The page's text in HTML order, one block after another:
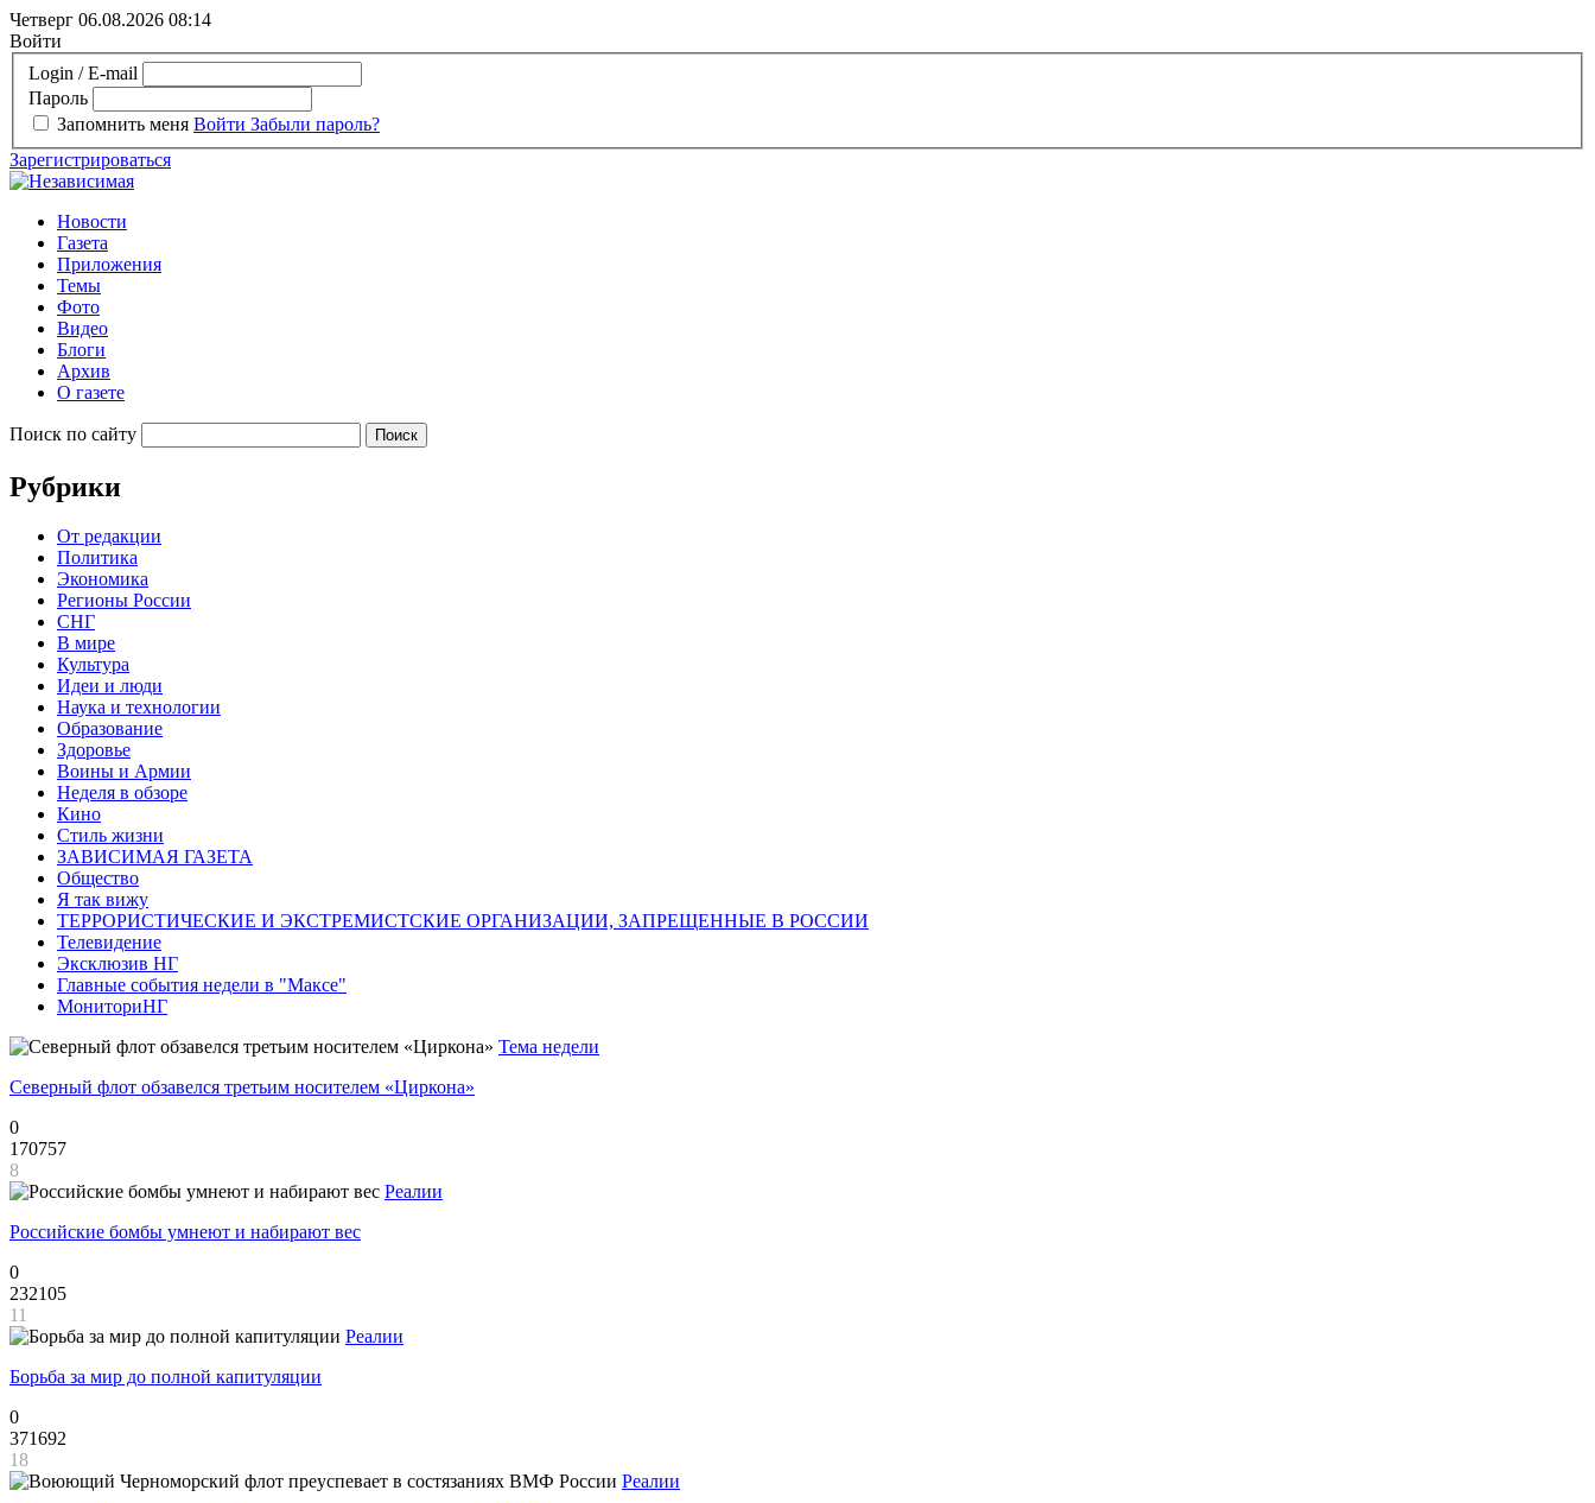
Четверг 06.08.2026 08:14
Войти
Login / E-mail
Пароль
Запомнить меня Войти Забыли пароль?
Зарегистрироваться
Новости
Газета
Приложения
Темы
Фото
Видео
Блоги
Архив
О газете
Поиск по сайту
Рубрики
От редакции
Политика
Экономика
Регионы России
СНГ
В мире
Культура
Идеи и люди
Наука и технологии
Образование
Здоровье
Воины и Армии
Неделя в обзоре
Кино
Стиль жизни
ЗАВИСИМАЯ ГАЗЕТА
Общество
Я так вижу
ТЕРРОРИСТИЧЕСКИЕ И ЭКСТРЕМИСТСКИЕ ОРГАНИЗАЦИИ, ЗАПРЕЩЕННЫЕ В РОССИИ
Телевидение
Эксклюзив НГ
Главные события недели в "Максе"
МониториНГ
Тема недели
Северный флот обзавелся третьим носителем «Циркона»
0
170757
8
Реалии
Российские бомбы умнеют и набирают вес
0
232105
11
Реалии
Борьба за мир до полной капитуляции
0
371692
18
Реалии